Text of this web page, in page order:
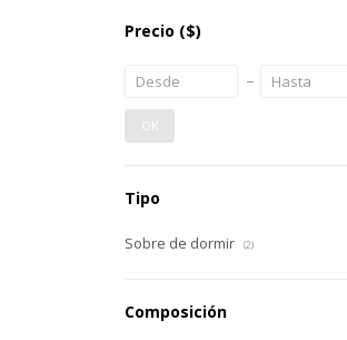
Precio ($)
OK
Tipo
Sobre de dormir (2)
Composición